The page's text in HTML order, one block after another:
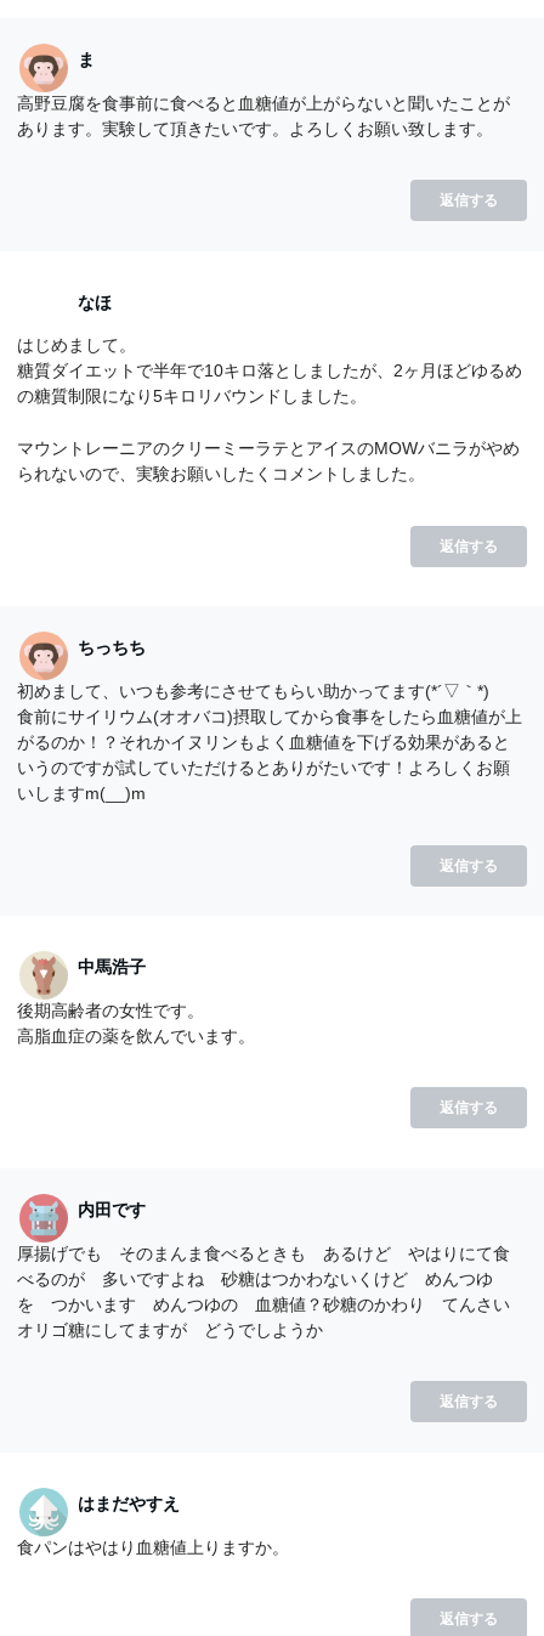
ま
高野豆腐を食事前に食べると血糖値が上がらないと聞いたことが
あります。実験して頂きたいです。よろしくお願い致します。
返信する
なほ
はじめまして。
糖質ダイエットで半年で10キロ落としましたが、2ヶ月ほどゆるめ
の糖質制限になり5キロリバウンドしました。
マウントレーニアのクリーミーラテとアイスのMOWバニラがやめ
られないので、実験お願いしたくコメントしました。
返信する
ちっちち
初めまして、いつも参考にさせてもらい助かってます(*´▽｀*)
食前にサイリウム(オオバコ)摂取してから食事をしたら血糖値が上
がるのか！？それかイヌリンもよく血糖値を下げる効果があると
いうのですが試していただけるとありがたいです！よろしくお願
いしますm(__)m
返信する
中馬浩子
後期高齢者の女性です。
高脂血症の薬を飲んでいます。
返信する
内田です
厚揚げでも そのまんま食べるときも あるけど やはりにて食
べるのが 多いですよね 砂糖はつかわないくけど めんつゆ
を つかいます めんつゆの 血糖値？砂糖のかわり てんさい
オリゴ糖にしてますが どうでしようか
返信する
はまだやすえ
食パンはやはり血糖値上りますか。
返信する